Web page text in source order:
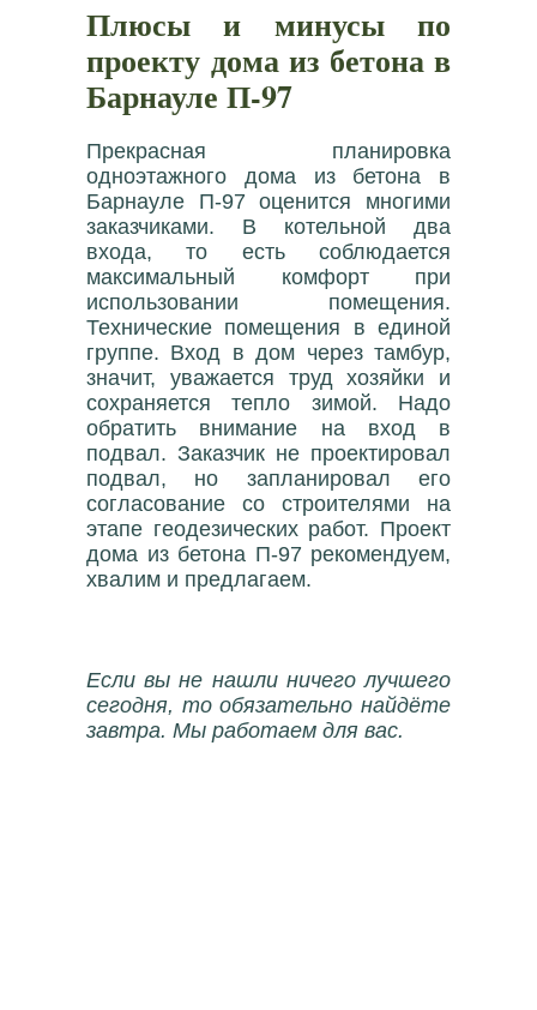
Плюсы и минусы по
проекту дома из бетона в
Барнауле П-97
Прекрасная планировка
одноэтажного дома из бетона в
Барнауле П-97 оценится многими
заказчиками. В котельной два
входа, то есть соблюдается
максимальный комфорт при
использовании помещения.
Технические помещения в единой
группе. Вход в дом через тамбур,
значит, уважается труд хозяйки и
сохраняется тепло зимой. Надо
обратить внимание на вход в
подвал. Заказчик не проектировал
подвал, но запланировал его
согласование со строителями на
этапе геодезических работ. Проект
дома из бетона П-97 рекомендуем,
хвалим и предлагаем.
Если вы не нашли ничего лучшего
сегодня, то обязательно найдёте
завтра. Мы работаем для вас.